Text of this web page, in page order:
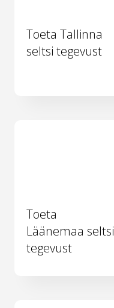
Toeta Tallinna
seltsi tegevust
Toeta
Läänemaa seltsi
tegevust